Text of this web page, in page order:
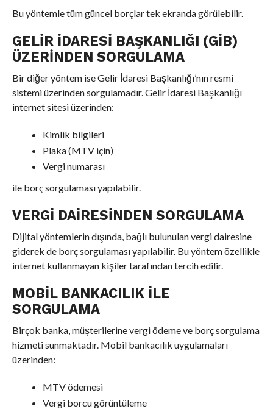
Bu yöntemle tüm güncel borçlar tek ekranda görülebilir.
GELIR İDARESI BAŞKANLIĞI (GİB)
ÜZERINDEN SORGULAMA
Bir diğer yöntem ise Gelir İdaresi Başkanlığı’nın resmi
sistemi üzerinden sorgulamadır. Gelir İdaresi Başkanlığı
internet sitesi üzerinden:
Kimlik bilgileri
Plaka (MTV için)
Vergi numarası
ile borç sorgulaması yapılabilir.
VERGI DAIRESINDEN SORGULAMA
Dijital yöntemlerin dışında, bağlı bulunulan vergi dairesine
giderek de borç sorgulaması yapılabilir. Bu yöntem özellikle
internet kullanmayan kişiler tarafından tercih edilir.
MOBIL BANKACILIK ILE
SORGULAMA
Birçok banka, müşterilerine vergi ödeme ve borç sorgulama
hizmeti sunmaktadır. Mobil bankacılık uygulamaları
üzerinden:
MTV ödemesi
Vergi borcu görüntüleme